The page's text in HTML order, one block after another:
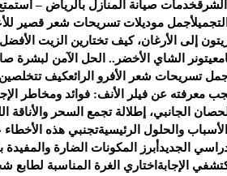
خدمات صيانة المنازل بالرياض –
أجمل موديلات تسريحات شعر قصير
إلى الأرغان، كيف تختارين الزيت
تونر الشاي الأخضر.. الحل الآمن لبشرة
تسريحات شعر الأفرو الرائعكيف
معرفته عن فيلر الأنف: فوائد ومخاطر
الجانبي، إطلالة تجمع السحر والأناقة
والحلول الرئيسيةتجنبي هذه
الجديد أبرز المكونات الضارة
الإجابة اختاري الغرة المناسبة لطابع